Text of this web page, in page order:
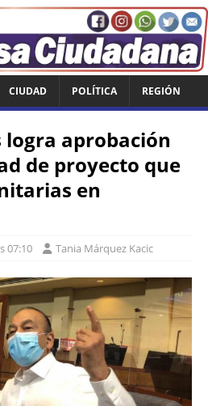
CIUDAD POLÍTICA REGIÓN
logra aprobación
de proyecto que
en
07:10 Tania Márquez Kacic